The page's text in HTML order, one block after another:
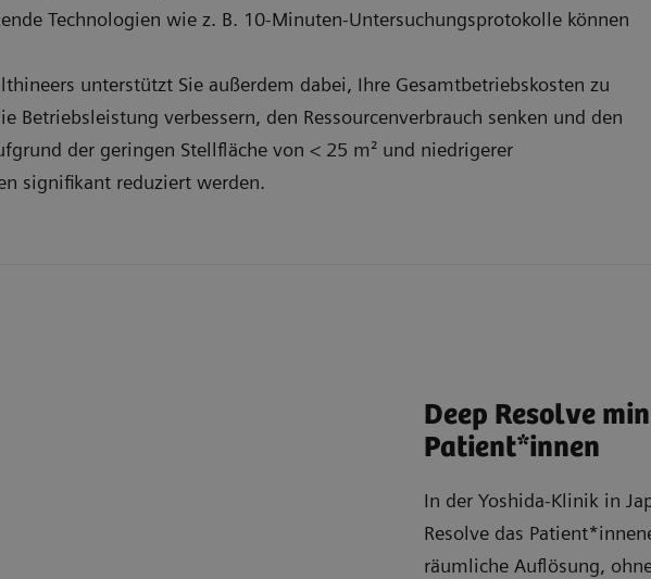
Technologien wie z. B. 10-Minuten-Untersuchungsprotokolle können
unterstützt Sie außerdem dabei, Ihre Gesamtbetriebskosten zu
Betriebsleistung verbessern, den Ressourcenverbrauch senken und den
der geringen Stellfläche von < 25 m² und niedrigerer
signifikant reduziert werden.
Deep Resolve
Patient*innen
In der Yoshida-Klinik in
Resolve das
räumliche Auflösung,